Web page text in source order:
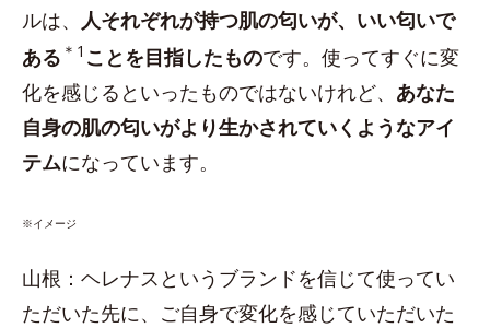
ルは、 人それぞれが持つ肌の匂いが、いい匂いで
ある ＊1 ことを目指したものです。使ってすぐに変
化を感じるといったものではないけれど、 あなた
自身の肌の匂いがより生かされていくようなアイ
テムになっています。
※イメージ
山根：ヘレナスというブランドを信じて使ってい
ただいた先に、ご自身で変化を感じていただいた